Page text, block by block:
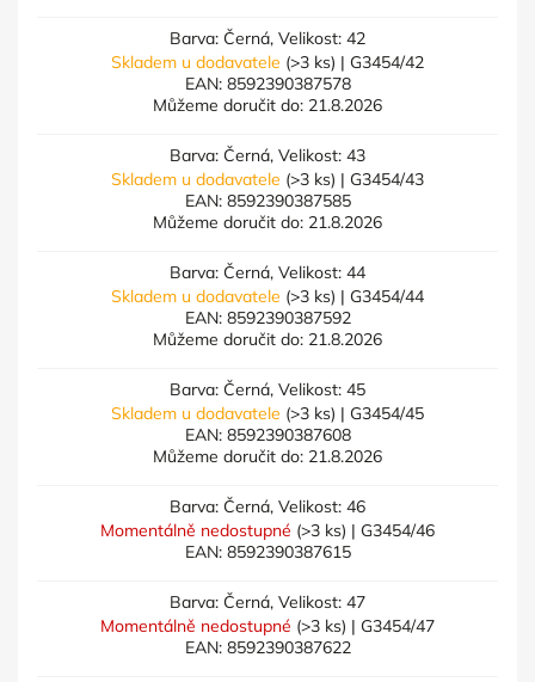
Barva: Černá, Velikost: 42
Skladem u dodavatele (>3 ks) | G3454/42
EAN: 8592390387578
Můžeme doručit do: 21.8.2026
Barva: Černá, Velikost: 43
Skladem u dodavatele (>3 ks) | G3454/43
EAN: 8592390387585
Můžeme doručit do: 21.8.2026
Barva: Černá, Velikost: 44
Skladem u dodavatele (>3 ks) | G3454/44
EAN: 8592390387592
Můžeme doručit do: 21.8.2026
Barva: Černá, Velikost: 45
Skladem u dodavatele (>3 ks) | G3454/45
EAN: 8592390387608
Můžeme doručit do: 21.8.2026
Barva: Černá, Velikost: 46
Momentálně nedostupné (>3 ks) | G3454/46
EAN: 8592390387615
Barva: Černá, Velikost: 47
Momentálně nedostupné (>3 ks) | G3454/47
EAN: 8592390387622